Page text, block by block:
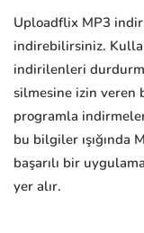
Uploadflix MP3
indirebilirsiniz.
indirilenleri
silmesine izin veren
programla
bu bilgiler ışığında
başarılı bir
yer alır.